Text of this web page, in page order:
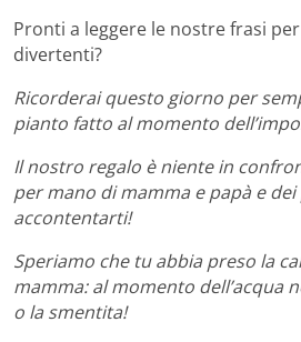
Pronti a leggere le nostre frasi
divertenti?
Ricorderai questo giorno per
pianto fatto al momento
Il nostro regalo è niente in
per mano di mamma e papà e
accontentarti!
Speriamo che tu abbia preso la
mamma: al momento dell’acqua
o la smentita!